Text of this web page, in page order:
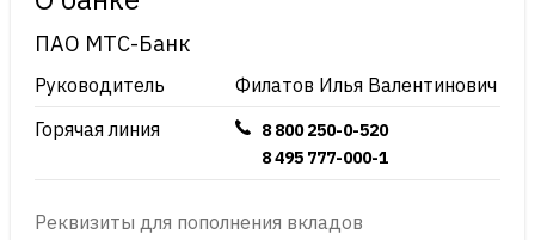
ПАО МТС-Банк
Руководитель
Филатов Илья Валентинович
Горячая линия
8 800 250-0-520
8 495 777-000-1
Реквизиты для пополнения вкладов